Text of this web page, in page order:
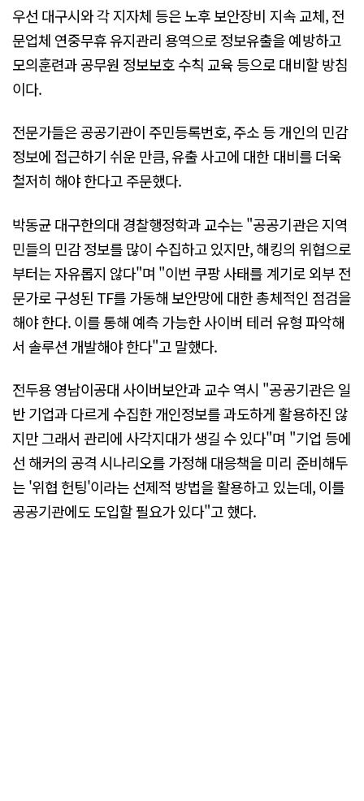
우선 대구시와 각 지자체 등은 노후 보안장비 지속 교체, 전
문업체 연중무휴 유지관리 용역으로 정보유출을 예방하고
모의훈련과 공무원 정보보호 수칙 교육 등으로 대비할 방침
이다.
전문가들은 공공기관이 주민등록번호, 주소 등 개인의 민감
정보에 접근하기 쉬운 만큼, 유출 사고에 대한 대비를 더욱
철저히 해야 한다고 주문했다.
박동균 대구한의대 경찰행정학과 교수는 "공공기관은 지역
민들의 민감 정보를 많이 수집하고 있지만, 해킹의 위협으로
부터는 자유롭지 않다"며 "이번 쿠팡 사태를 계기로 외부 전
문가로 구성된 TF를 가동해 보안망에 대한 총체적인 점검을
해야 한다. 이를 통해 예측 가능한 사이버 테러 유형 파악해
서 솔루션 개발해야 한다"고 말했다.
전두용 영남이공대 사이버보안과 교수 역시 "공공기관은 일
반 기업과 다르게 수집한 개인정보를 과도하게 활용하진 않
지만 그래서 관리에 사각지대가 생길 수 있다"며 "기업 등에
선 해커의 공격 시나리오를 가정해 대응책을 미리 준비해두
는 '위협 헌팅'이라는 선제적 방법을 활용하고 있는데, 이를
공공기관에도 도입할 필요가 있다"고 했다.